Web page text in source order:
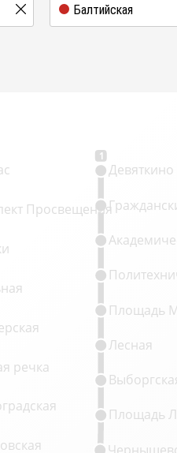
1
речка
Просвещения
Площадь
Лесная
Площадь
Девяткино